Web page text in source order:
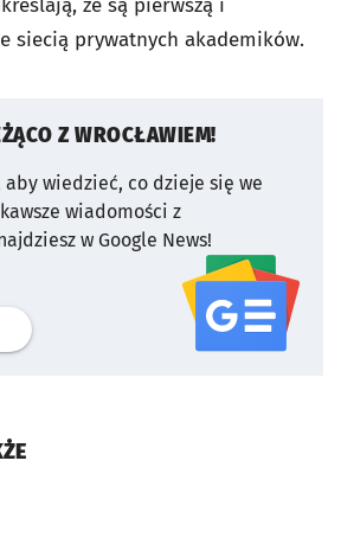
siecią prywatnych akademików.
Z WROCŁAWIEM!
aby wiedzieć, co dzieje się we
wiadomości z
w Google News!
profil serwisu